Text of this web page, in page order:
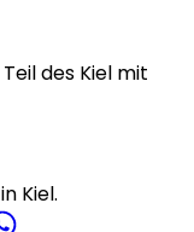
des Kiel mit
Kiel.